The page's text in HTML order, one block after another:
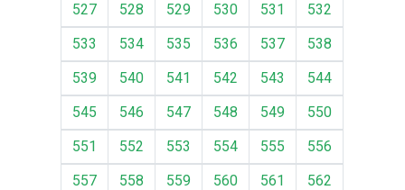
527
528 529 530 531
532
533
534 535 536 537
538
539
540 541 542 543
544
545
546 547 548 549
550
551
552 553 554 555
556
557
558 559 560 561
562